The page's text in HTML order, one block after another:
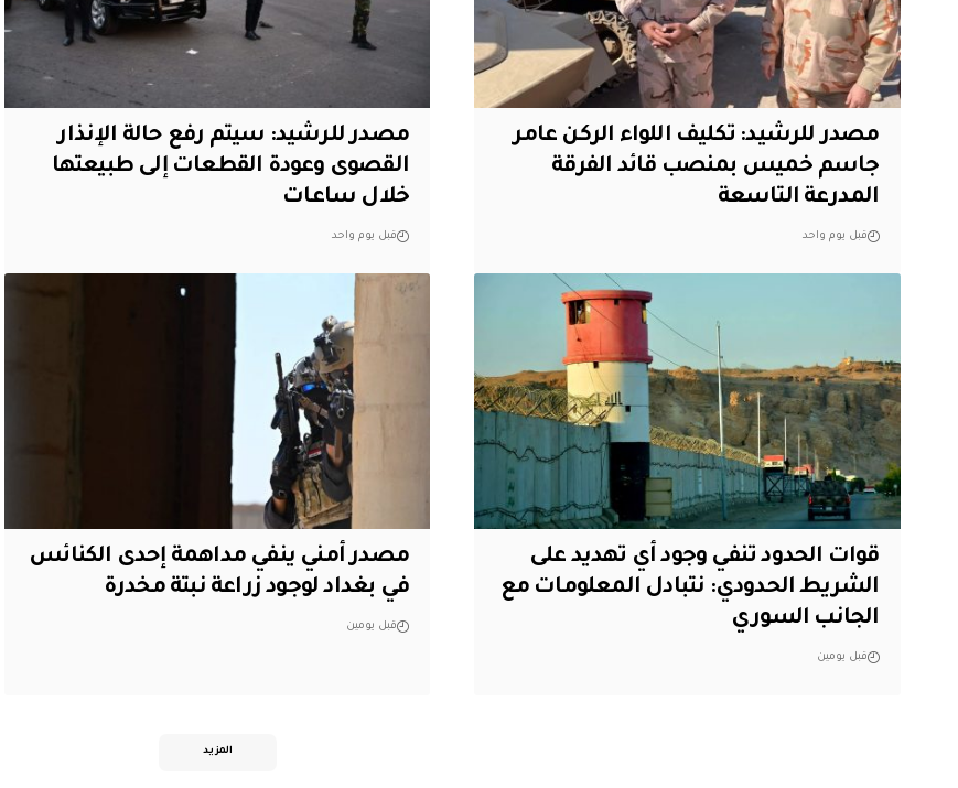
مصدر للرشيد: تكليف اللواء الركن عامر
جاسم خميس بمنصب قائد الفرقة
المدرعة التاسعة
قبل يوم واحد
مصدر للرشيد: سيتم رفع حالة الإنذار
القصوى وعودة القطعات إلى طبيعتها
خلال ساعات
قبل يوم واحد
قوات الحدود تنفي وجود أي تهديد على
الشريط الحدودي: نتبادل المعلومات مع
الجانب السوري
قبل يومين
مصدر أمني ينفي مداهمة إحدى الكنائس
في بغداد لوجود زراعة نبتة مخدرة
قبل يومين
المزيد